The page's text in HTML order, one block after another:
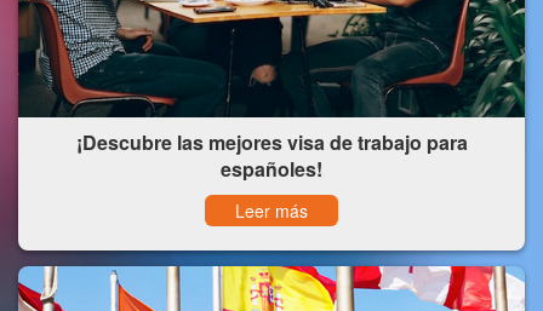
¡Descubre las mejores visa de trabajo para
españoles!
Leer más